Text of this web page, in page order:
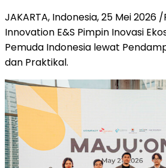
JAKARTA, Indonesia,25 Mei 2026 /
Innovation E&S Pimpin Inovasi
Pemuda Indonesia lewat
dan Praktikal.